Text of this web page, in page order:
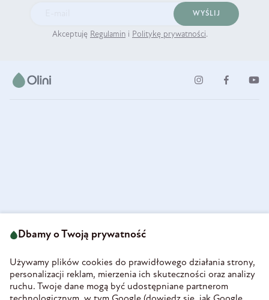
WYŚLIJ
Akceptuję Regulamin i Politykę prywatności.
58-160 Świebodzice
REGON 890213034
INFORMACJE
Dbamy o Twoją prywatność
Używamy plików cookies do prawidłowego działania strony,
personalizacji reklam, mierzenia ich skuteczności oraz analizy
ruchu. Twoje dane mogą być udostępniane partnerom